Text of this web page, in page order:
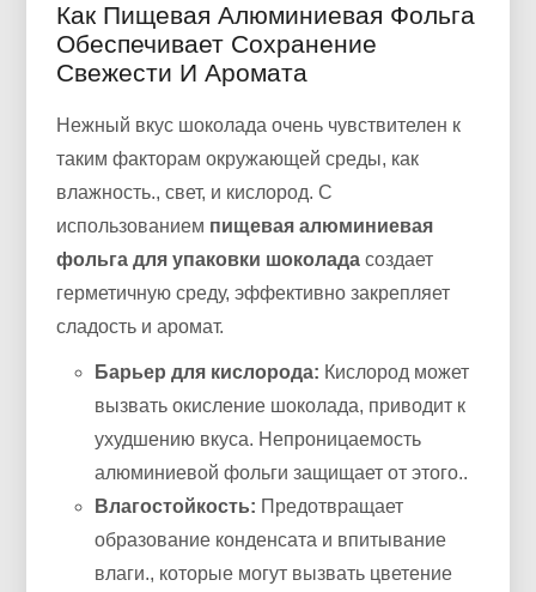
Как Пищевая Алюминиевая Фольга
Обеспечивает Сохранение
Свежести И Аромата
Нежный вкус шоколада очень чувствителен к
таким факторам окружающей среды, как
влажность., свет, и кислород. С
использованием пищевая алюминиевая
фольга для упаковки шоколада создает
герметичную среду, эффективно закрепляет
сладость и аромат.
Барьер для кислорода: Кислород может
вызвать окисление шоколада, приводит к
ухудшению вкуса. Непроницаемость
алюминиевой фольги защищает от этого..
Влагостойкость: Предотвращает
образование конденсата и впитывание
влаги., которые могут вызвать цветение